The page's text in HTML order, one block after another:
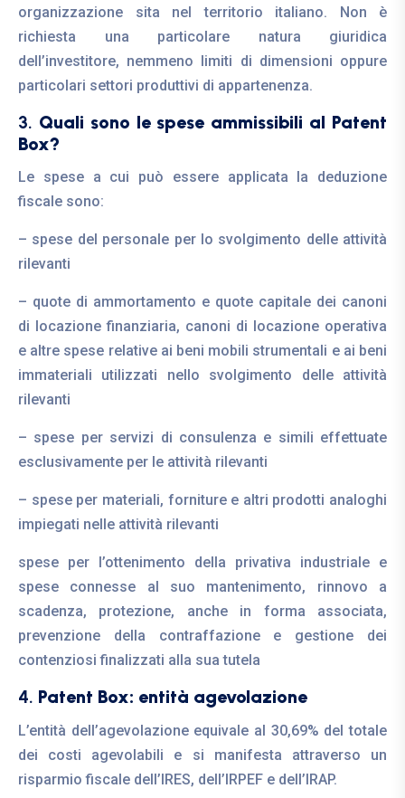
organizzazione sita nel territorio italiano. Non è
richiesta una particolare natura giuridica
dell’investitore, nemmeno limiti di dimensioni oppure
particolari settori produttivi di appartenenza.
3. Quali sono le spese ammissibili al Patent
Box?
Le spese a cui può essere applicata la deduzione
fiscale sono:
– spese del personale per lo svolgimento delle attività
rilevanti
– quote di ammortamento e quote capitale dei canoni
di locazione finanziaria, canoni di locazione operativa
e altre spese relative ai beni mobili strumentali e ai beni
immateriali utilizzati nello svolgimento delle attività
rilevanti
– spese per servizi di consulenza e simili effettuate
esclusivamente per le attività rilevanti
– spese per materiali, forniture e altri prodotti analoghi
impiegati nelle attività rilevanti
spese per l’ottenimento della privativa industriale e
spese connesse al suo mantenimento, rinnovo a
scadenza, protezione, anche in forma associata,
prevenzione della contraffazione e gestione dei
contenziosi finalizzati alla sua tutela
4. Patent Box: entità agevolazione
L’entità dell’agevolazione equivale al 30,69% del totale
dei costi agevolabili e si manifesta attraverso un
risparmio fiscale dell’IRES, dell’IRPEF e dell’IRAP.